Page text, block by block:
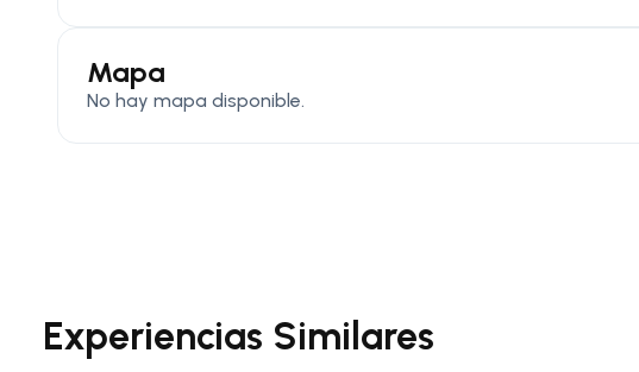
Mapa
No hay mapa disponible.
Experiencias Similares